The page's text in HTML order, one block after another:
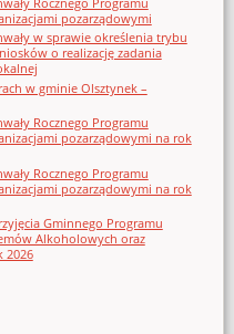
pozarządowymi
w sprawie określenia trybu
o realizację zadania
w gminie Olsztynek –
Rocznego Programu
pozarządowymi na rok
Rocznego Programu
pozarządowymi na rok
Gminnego Programu
Alkoholowych oraz
2026